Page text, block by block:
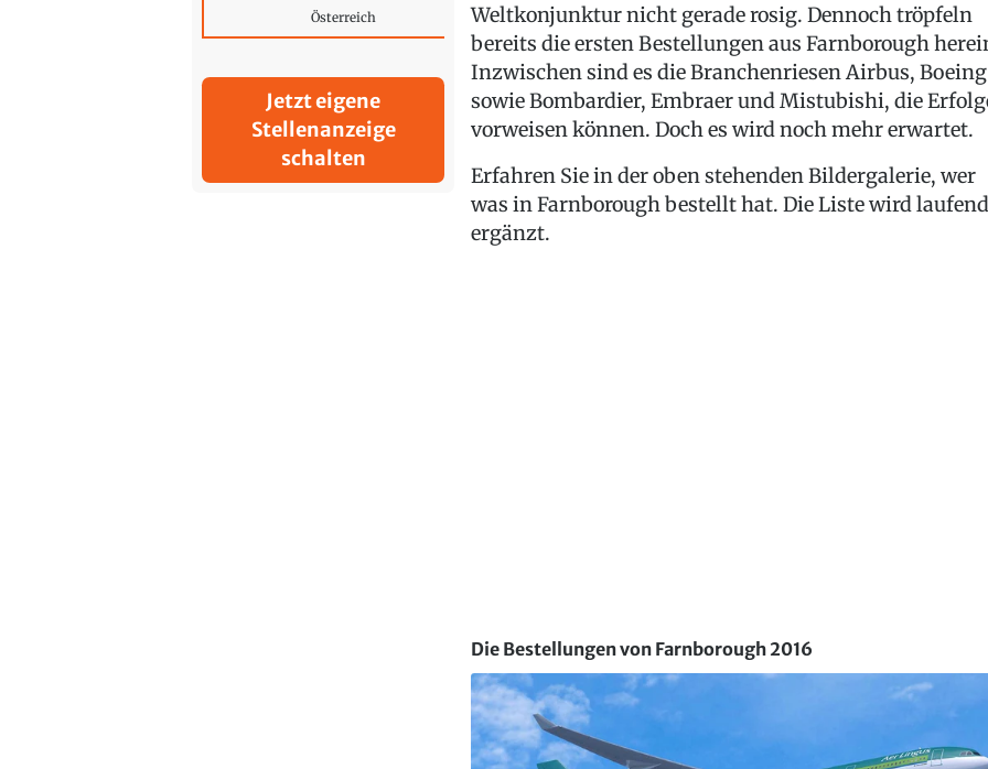
Österreich
Jetzt eigene
Stellenanzeige
schalten
Weltkonjunktur nicht gerade rosig. Dennoch tröpfeln
bereits die ersten Bestellungen aus Farnborough
Inzwischen sind es die Branchenriesen Airbus, Boeing
sowie Bombardier, Embraer und Mistubishi, die
vorweisen können. Doch es wird noch mehr erwartet.
Erfahren Sie in der oben stehenden Bildergalerie, wer
was in Farnborough bestellt hat. Die Liste wird laufend
ergänzt.
Die Bestellungen von Farnborough 2016